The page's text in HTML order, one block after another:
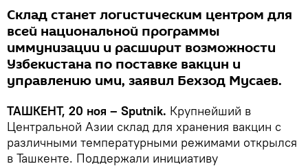
Склад станет логистическим центром для
всей национальной программы
иммунизации и расширит возможности
Узбекистана по поставке вакцин и
управлению ими, заявил Бехзод Мусаев.
ТАШКЕНТ, 20 ноя – Sputnik. Крупнейший в
Центральной Азии склад для хранения вакцин с
различными температурными режимами открылся
в Ташкенте. Поддержали инициативу